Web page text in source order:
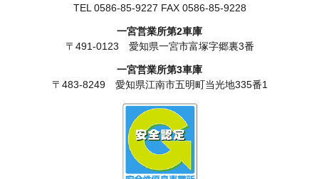
TEL 0586-85-9227 FAX 0586-85-9228
一宮営業所第2車庫
〒491-0123 愛知県一宮市富塚字郷裏3番
一宮営業所第3車庫
〒483-8249 愛知県江南市五明町当光地335番1